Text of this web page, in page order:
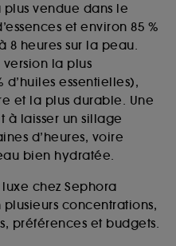
plus vendue dans le
et environ 85 %
8 heures sur la peau.
version la plus
d’huiles essentielles),
et la plus durable. Une
à laisser un sillage
d’heures, voire
bien hydratée.
chez Sephora
concentrations,
préférences et budgets.